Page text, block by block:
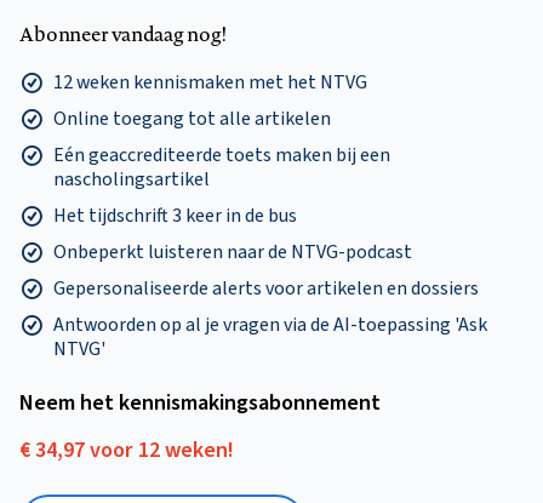
Abonneer vandaag nog!
12 weken kennismaken met het NTVG
Online toegang tot alle artikelen
Eén geaccrediteerde toets maken bij een
nascholingsartikel
Het tijdschrift 3 keer in de bus
Onbeperkt luisteren naar de NTVG-podcast
Gepersonaliseerde alerts voor artikelen en dossiers
Antwoorden op al je vragen via de AI-toepassing 'Ask
NTVG'
Neem het kennismakings­abonnement
€ 34,97 voor 12 weken!